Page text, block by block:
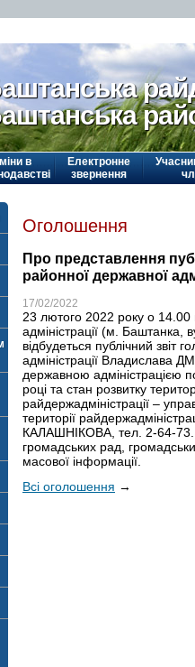
в
Електронне
звернення
Оголошення
Про представлення
районної державної
17/02/2022
23 лютого 2022 року о 14.00
адміністрації (м. Баштанка,
відбудеться публічний звіт
адміністрації Владислава
державною адміністрацією
році та стан розвитку
райдержадміністрації –
території
КАЛАШНІКОВА, тел. 2-64-73.
громадських рад,
масової інформації.
Всі оголошення →